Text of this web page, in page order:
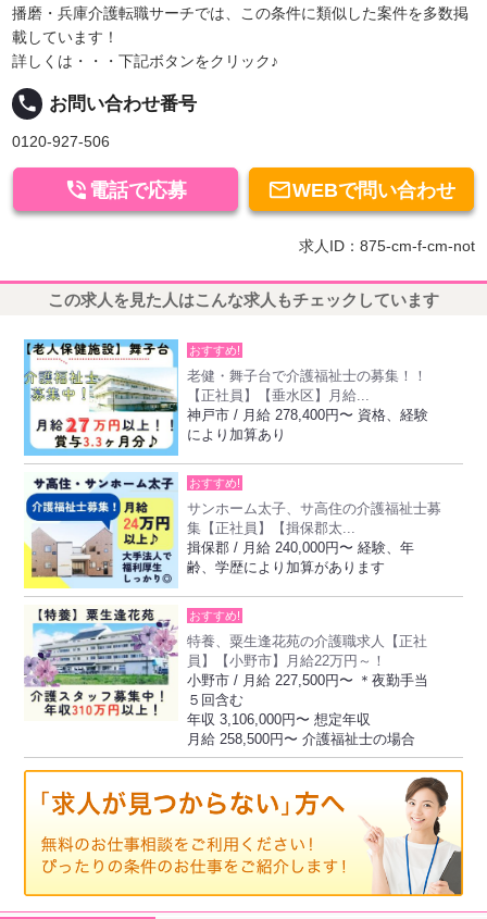
播磨・兵庫介護転職サーチでは、この条件に類似した案件を多数掲
載しています！
詳しくは・・・下記ボタンをクリック♪
local_phone お問い合わせ番号
0120-927-506
WEBで問い合わせ
 電話で応募
求人ID：875-cm-f-cm-not
この求人を見た人はこんな求人もチェックしています
おすすめ!
老健・舞子台で介護福祉士の募集！！
【正社員】【垂水区】月給...
神戸市 / 月給 278,400円〜 資格、経験
により加算あり
おすすめ!
サンホーム太子、サ高住の介護福祉士募
集【正社員】【揖保郡太...
揖保郡 / 月給 240,000円〜 経験、年
齢、学歴により加算があります
おすすめ!
特養、粟生逢花苑の介護職求人【正社
員】【小野市】月給22万円～！
小野市 / 月給 227,500円〜 ＊夜勤手当
５回含む
年収 3,106,000円〜 想定年収
月給 258,500円〜 介護福祉士の場合